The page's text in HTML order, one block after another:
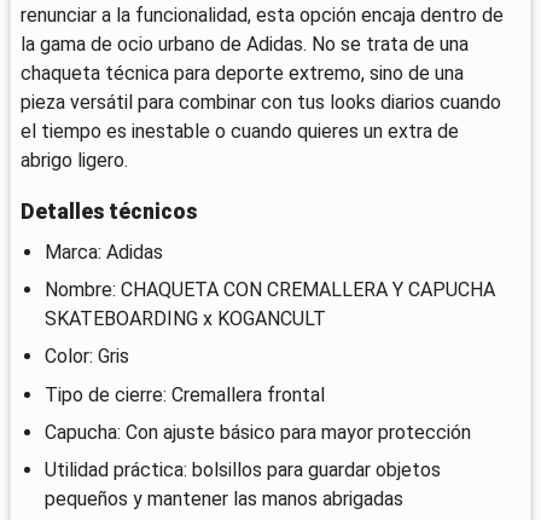
renunciar a la funcionalidad, esta opción encaja dentro de
la gama de ocio urbano de Adidas. No se trata de una
chaqueta técnica para deporte extremo, sino de una
pieza versátil para combinar con tus looks diarios cuando
el tiempo es inestable o cuando quieres un extra de
abrigo ligero.
Detalles técnicos
Marca: Adidas
Nombre: CHAQUETA CON CREMALLERA Y CAPUCHA
SKATEBOARDING x KOGANCULT
Color: Gris
Tipo de cierre: Cremallera frontal
Capucha: Con ajuste básico para mayor protección
Utilidad práctica: bolsillos para guardar objetos
pequeños y mantener las manos abrigadas